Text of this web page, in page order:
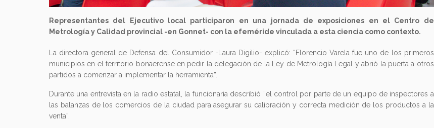
Representantes del Ejecutivo local participaron en una jornada de exposiciones en el Centro de
Metrología y Calidad provincial -en Gonnet- con la efeméride vinculada a esta ciencia como contexto.
La directora general de Defensa del Consumidor -Laura Digilio- explicó: “Florencio Varela fue uno de los primeros
municipios en el territorio bonaerense en pedir la delegación de la Ley de Metrología Legal y abrió la puerta a otros
partidos a comenzar a implementar la herramienta”.
Durante una entrevista en la radio estatal, la funcionaria describió “el control por parte de un equipo de inspectores a
las balanzas de los comercios de la ciudad para asegurar su calibración y correcta medición de los productos a la
venta”.